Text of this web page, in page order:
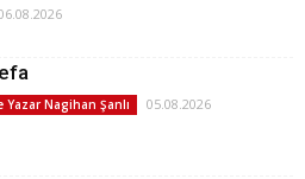
Yazar Nagihan Şanlı 05.08.2026